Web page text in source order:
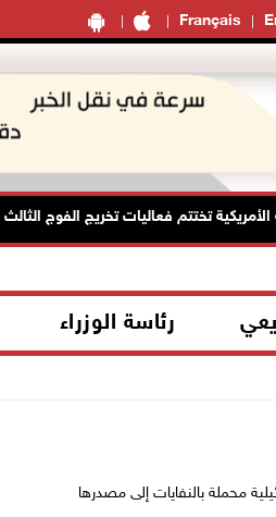
Français
تختتم فعاليات تخريج الفوج الثالث
رئاسة الوزراء
محملة بالنفايات إلى مصدرها